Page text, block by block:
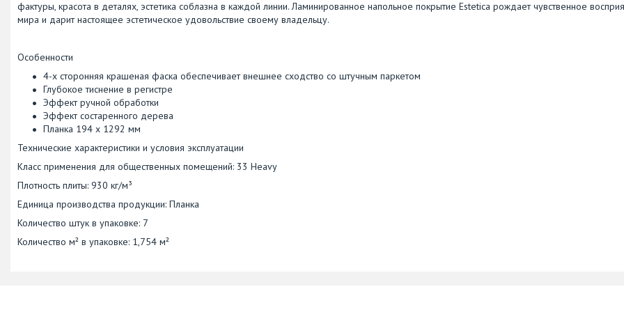
фактуры, красота в деталях, эстетика соблазна в каждой линии. Ламинированное напольное покрытие Estetica рождает чувственное
мира и дарит настоящее эстетическое удовольствие своему владельцу.
Особенности
4-х сторонняя крашеная фаска обеспечивает внешнее сходство со штучным паркетом
Глубокое тиснение в регистре
Эффект ручной обработки
Эффект состаренного дерева
Планка 194 x 1292 мм
Технические характеристики и условия эксплуатации
Класс применения для общественных помещений: 33 Heavy
Плотность плиты: 930 кг/м³
Единица производства продукции: Планка
Количество штук в упаковке: 7
Количество м² в упаковке: 1,754 м²